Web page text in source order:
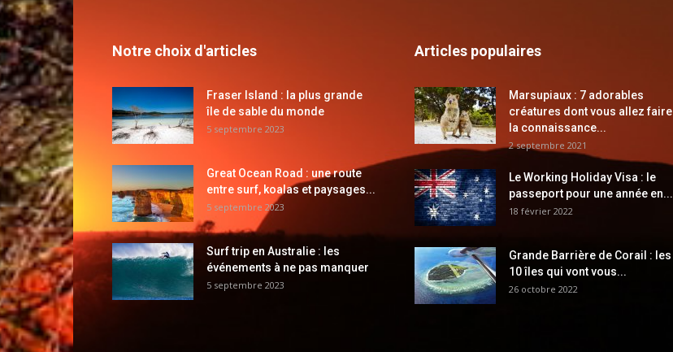
Notre choix d'articles
Fraser Island : la plus grande
île de sable du monde
5 septembre 2023
Great Ocean Road : une route
entre surf, koalas et paysages...
5 septembre 2023
Surf trip en Australie : les
événements à ne pas manquer
5 septembre 2023
Articles populaires
Marsupiaux : 7 adorables
créatures dont vous allez faire
la connaissance...
2 septembre 2021
Le Working Holiday Visa : le
passeport pour une année en...
18 février 2022
Grande Barrière de Corail : les
10 îles qui vont vous...
26 octobre 2022